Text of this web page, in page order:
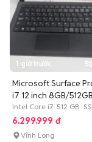
1 giờ trước 5
Microsoft Surface
i7 12 inch 8GB/512GB
Intel Core i7 512 GB
6.299.999 đ
Vĩnh Long